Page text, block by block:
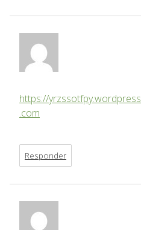
https://yrzssotfpy.wordpress
.com
Responder